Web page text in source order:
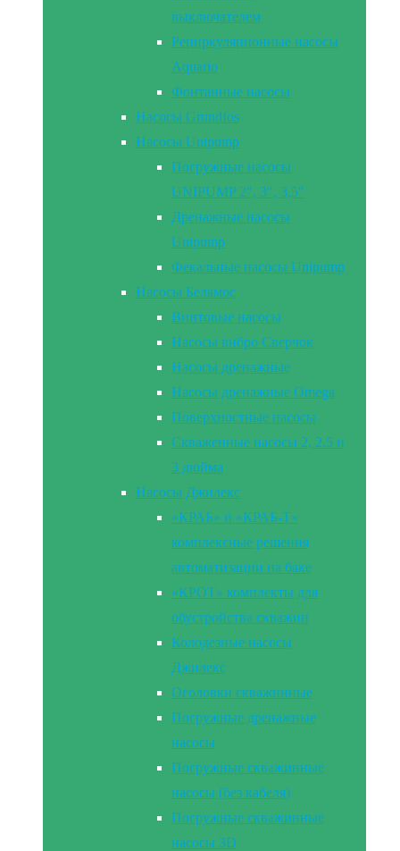
выключателем
Рециркуляционные насосы
Aquario
Фонтанные насосы
Насосы Grundfos
Насосы Unipump
Погружные насосы
UNIPUMP 2″, 3″, 3,5″
Дренажные насосы
Unipump
Фекальные насосы Unipump
Насосы Беламос
Винтовые насосы
Насосы вибро Сверчок
Насосы дренажные
Насосы дренажные Omega
Поверхностные насосы
Скваженные насосы 2, 2.5 и
3 дюйма
Насосы Джилекс
«КРАБ» и «КРАБ-Т»
комплексные решения
автоматизации на баке
«КРОТ» комплекты для
обустройства скважин
Колодезные насосы
Джилекс
Оголовки скважинные
Погружные дренажные
насосы
Погружные скважинные
насосы (без кабеля)
Погружные скважинные
насосы 3D